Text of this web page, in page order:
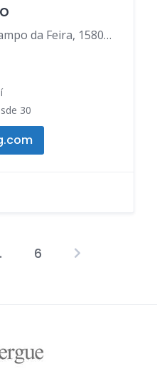
Circunvalación do Campo da Feira, 15800 Melide, A Coruña, España
30
6